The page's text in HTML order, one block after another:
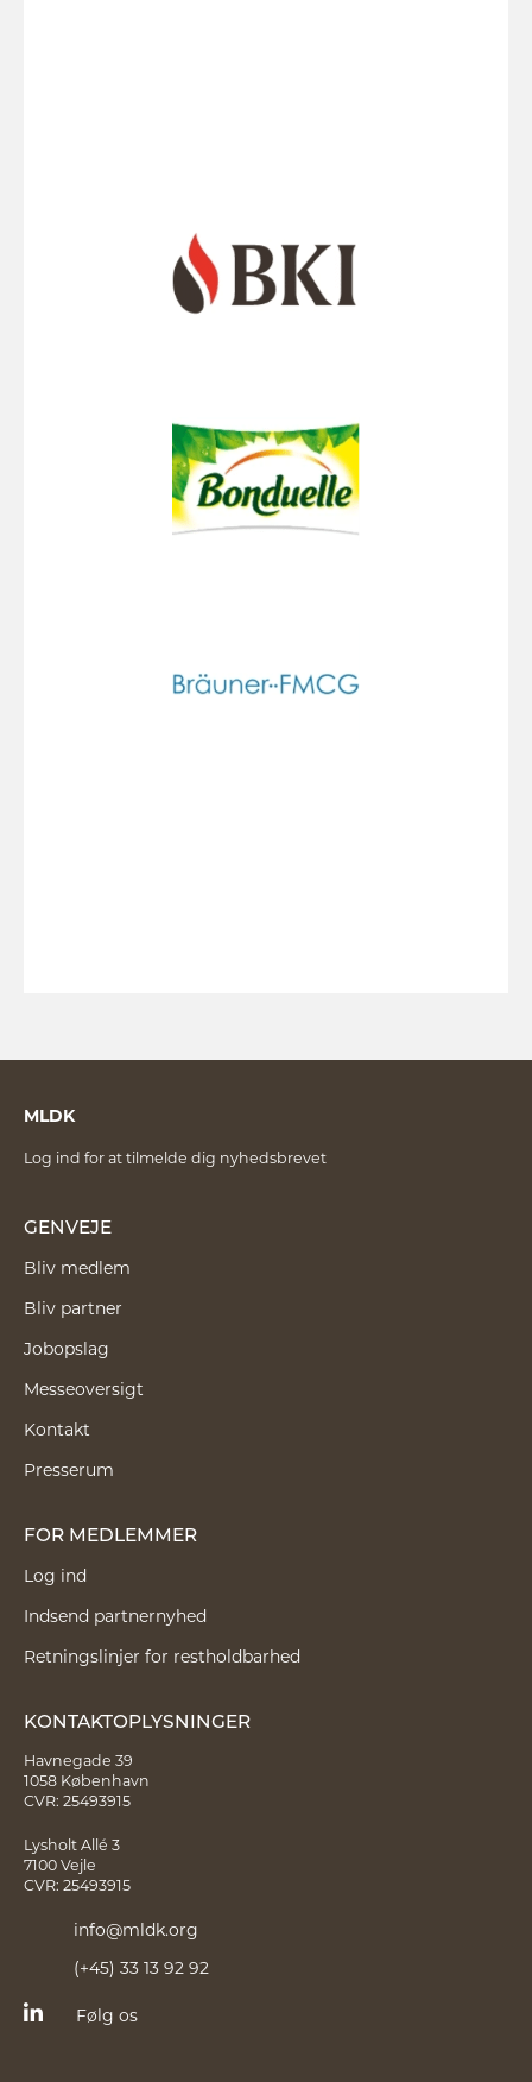
MLDK
Log ind for at tilmelde dig nyhedsbrevet
GENVEJE
Bliv medlem
Bliv partner
Jobopslag
Messeoversigt
Kontakt
Presserum
FOR MEDLEMMER
Log ind
Indsend partnernyhed
Retningslinjer for restholdbarhed
KONTAKTOPLYSNINGER
Havnegade 39
1058 København
CVR: 25493915
Lysholt Allé 3
7100 Vejle
CVR: 25493915
info@mldk.org
(+45) 33 13 92 92
Følg os